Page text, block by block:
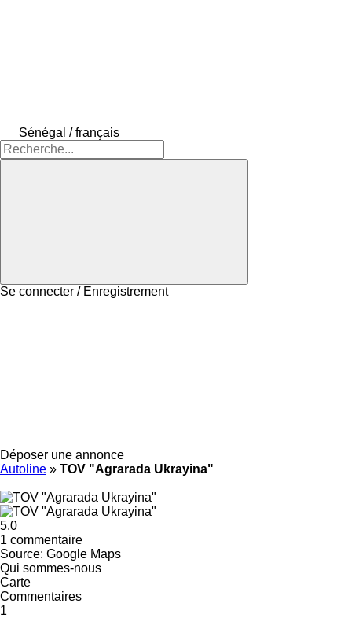
Sénégal / français
Se connecter / Enregistrement
Déposer une annonce
Autoline » TOV "Agrarada Ukrayina"
5.0
1 commentaire
Source: Google Maps
Qui sommes-nous
Carte
Commentaires
1